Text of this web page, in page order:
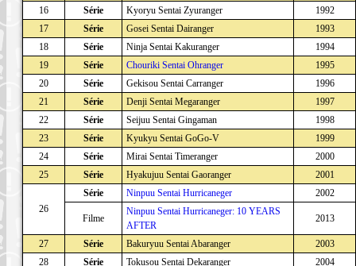
16
Série Kyoryu Sentai Zyuranger
1992
17
Série Gosei Sentai Dairanger
1993
18
Série Ninja Sentai Kakuranger
1994
19
Série Chouriki Sentai Ohranger
1995
20
Série Gekisou Sentai Carranger
1996
21
Série Denji Sentai Megaranger
1997
22
Série Seijuu Sentai Gingaman
1998
23
Série Kyukyu Sentai GoGo-V
1999
24
Série Mirai Sentai Timeranger
2000
25
Série Hyakujuu Sentai Gaoranger 2001
26
Série Ninpuu Sentai Hurricaneger 2002
Filme
Ninpuu Sentai Hurricaneger: 10 YEARS
AFTER
2013
27 Série Bakuryuu Sentai Abaranger
2003
28
Série Tokusou Sentai Dekaranger
2004